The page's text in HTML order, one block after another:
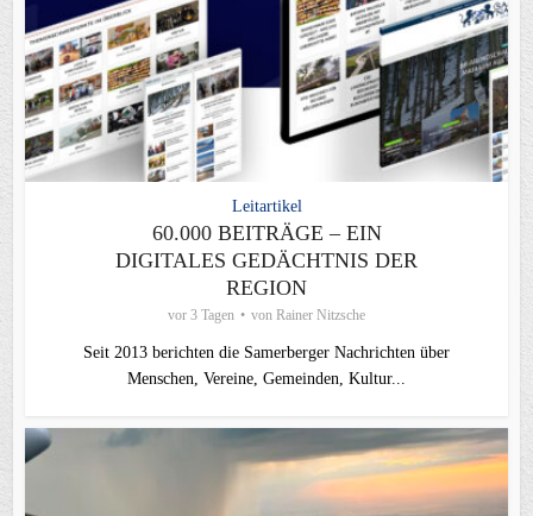
Leitartikel
60.000 BEITRÄGE – EIN
DIGITALES GEDÄCHTNIS DER
REGION
vor 3 Tagen von Rainer Nitzsche
Seit 2013 berichten die Samerberger Nachrichten über
Menschen, Vereine, Gemeinden, Kultur...